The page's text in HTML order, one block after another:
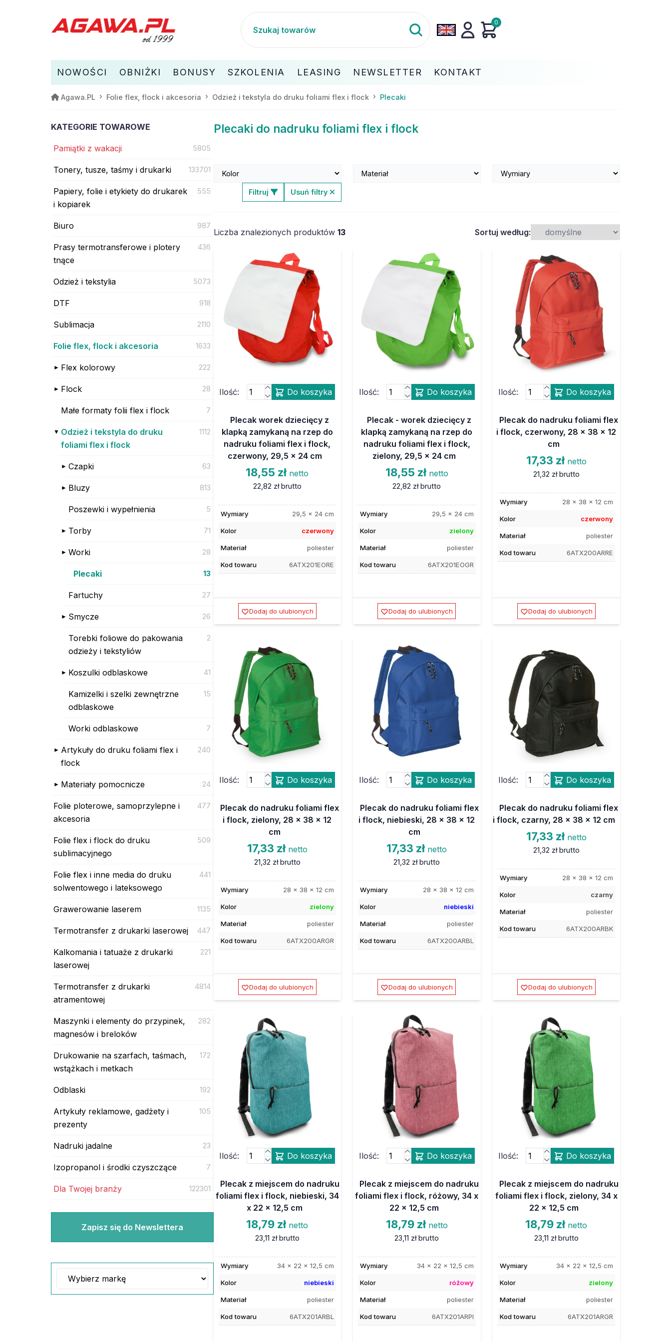
0
NOWOŚCI OBNIŻKI BONUSY SZKOLENIA LEASING NEWSLETTER KONTAKT
Agawa.PL Folie flex, flock i akcesoria Odzież i tekstyla do druku foliami flex i flock Plecaki
KATEGORIE TOWAROWE
Pamiątki z wakacji 5805
Tonery, tusze, taśmy i drukarki 133701
Papiery, folie i etykiety do drukarek
i kopiarek
555
Biuro 987
Prasy termotransferowe i plotery
tnące
436
Odzież i tekstylia 5073
DTF 918
Sublimacja 2110
Folie flex, flock i akcesoria 1633
Flex kolorowy 222
Flock 28
Małe formaty folii flex i flock 7
Odzież i tekstyla do druku
foliami flex i flock
1112
Czapki 63
Bluzy 813
Poszewki i wypełnienia 5
Torby 71
Worki 28
Plecaki 13
Fartuchy 27
Smycze 26
Torebki foliowe do pakowania
odzieży i tekstyliów
2
Koszulki odblaskowe 41
Kamizelki i szelki zewnętrzne
odblaskowe
15
Worki odblaskowe 7
Artykuły do druku foliami flex i
flock
240
Materiały pomocnicze 24
Folie ploterowe, samoprzylepne i
akcesoria
477
Folie flex i flock do druku
sublimacyjnego
509
Folie flex i inne media do druku
solwentowego i lateksowego
441
Grawerowanie laserem 1135
Termotransfer z drukarki laserowej 447
Kalkomania i tatuaże z drukarki
laserowej
221
Termotransfer z drukarki
atramentowej
4814
Maszynki i elementy do przypinek,
magnesów i breloków
282
Drukowanie na szarfach, taśmach,
wstążkach i metkach
172
Odblaski 192
Artykuły reklamowe, gadżety i
prezenty
105
Nadruki jadalne 23
Izopropanol i środki czyszczące 7
Dla Twojej branży 122301
Zapisz się do Newslettera
Plecaki do nadruku foliami flex i flock
Filtruj Usuń filtry
Liczba znalezionych produktów 13 Sortuj według:
Ilość: Do koszyka
Plecak worek dziecięcy z
klapką zamykaną na rzep do
nadruku foliami flex i flock,
czerwony, 29,5 x 24 cm
18,55 zł netto
22,82 zł brutto
Wymiary 29,5 x 24 cm
Kolor czerwony
Materiał poliester
Kod towaru 6ATX201EORE
Dodaj do ulubionych
Ilość: Do koszyka
Plecak - worek dziecięcy z
klapką zamykaną na rzep do
nadruku foliami flex i flock,
zielony, 29,5 x 24 cm
18,55 zł netto
22,82 zł brutto
Wymiary 29,5 x 24 cm
Kolor zielony
Materiał poliester
Kod towaru 6ATX201EOGR
Dodaj do ulubionych
Ilość: Do koszyka
Plecak do nadruku foliami flex
i flock, czerwony, 28 x 38 x 12
cm
17,33 zł netto
21,32 zł brutto
Wymiary 28 x 38 x 12 cm
Kolor czerwony
Materiał poliester
Kod towaru 6ATX200ARRE
Dodaj do ulubionych
Ilość: Do koszyka
Plecak do nadruku foliami flex
i flock, zielony, 28 x 38 x 12
cm
17,33 zł netto
21,32 zł brutto
Wymiary 28 x 38 x 12 cm
Kolor zielony
Materiał poliester
Kod towaru 6ATX200ARGR
Dodaj do ulubionych
Ilość: Do koszyka
Plecak do nadruku foliami flex
i flock, niebieski, 28 x 38 x 12
cm
17,33 zł netto
21,32 zł brutto
Wymiary 28 x 38 x 12 cm
Kolor niebieski
Materiał poliester
Kod towaru 6ATX200ARBL
Dodaj do ulubionych
Ilość: Do koszyka
Plecak do nadruku foliami flex
i flock, czarny, 28 x 38 x 12 cm
17,33 zł netto
21,32 zł brutto
Wymiary 28 x 38 x 12 cm
Kolor czarny
Materiał poliester
Kod towaru 6ATX200ARBK
Dodaj do ulubionych
Ilość: Do koszyka
Plecak z miejscem do nadruku
foliami flex i flock, niebieski, 34
x 22 x 12,5 cm
18,79 zł netto
23,11 zł brutto
Wymiary 34 x 22 x 12,5 cm
Kolor niebieski
Materiał poliester
Kod towaru 6ATX201ARBL
Ilość: Do koszyka
Plecak z miejscem do nadruku
foliami flex i flock, różowy, 34 x
22 x 12,5 cm
18,79 zł netto
23,11 zł brutto
Wymiary 34 x 22 x 12,5 cm
Kolor różowy
Materiał poliester
Kod towaru 6ATX201ARPI
Ilość: Do koszyka
Plecak z miejscem do nadruku
foliami flex i flock, zielony, 34 x
22 x 12,5 cm
18,79 zł netto
23,11 zł brutto
Wymiary 34 x 22 x 12,5 cm
Kolor zielony
Materiał poliester
Kod towaru 6ATX201ARGR